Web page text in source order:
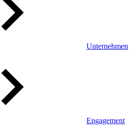
Unternehmen
Engagement